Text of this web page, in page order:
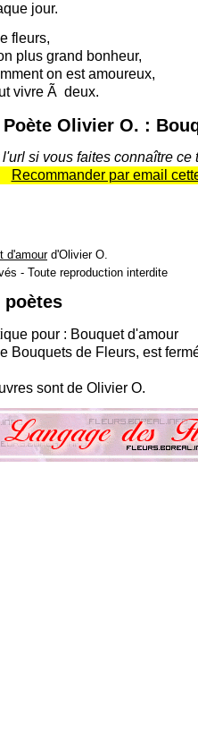
jour.
fleurs,
plus grand bonheur,
on est amoureux,
vivre Ã deux.
Poète Olivier O. :
si vous faites connaître ce
Recommander par email
d'amourd'Olivier O.
- Toute reproduction interdite
poètes
pour : Bouquet d'amour
Bouquets de Fleurs, est
sont de Olivier O.